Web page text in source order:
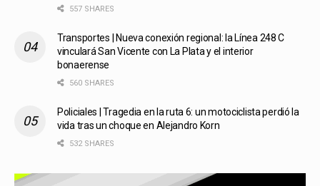
557 SHARES
Transportes | Nueva conexión regional: la Línea 248 C
vinculará San Vicente con La Plata y el interior
bonaerense
560 SHARES
Policiales | Tragedia en la ruta 6: un motociclista perdió la
vida tras un choque en Alejandro Korn
532 SHARES